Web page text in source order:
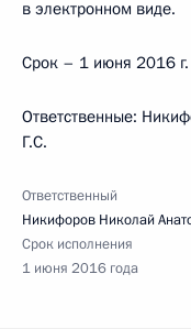
в электронном виде.
Срок – 1 июня 2016 г.
Ответственные:
Г.С.
Ответственный
Никифоров Николай
Срок исполнения
1 июня 2016 года